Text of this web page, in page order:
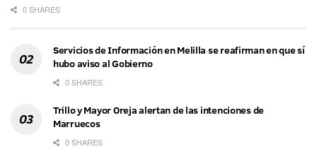
0 SHARES
Servicios de Información en Melilla se reafirman en que sí
hubo aviso al Gobierno
0 SHARES
Trillo y Mayor Oreja alertan de las intenciones de
Marruecos
0 SHARES